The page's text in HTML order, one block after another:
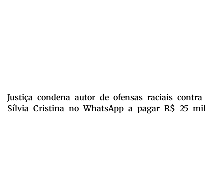
Justiça condena autor de ofensas raciais contra
Sílvia Cristina no WhatsApp a pagar R$ 25 mil